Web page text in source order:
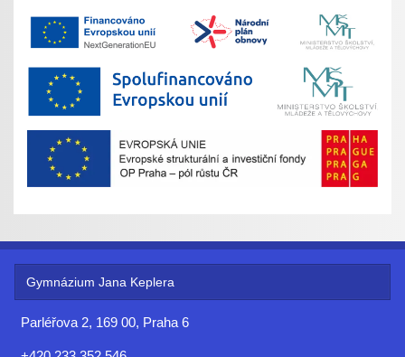
Gymnázium Jana Keplera
Parléřova 2, 169 00, Praha 6